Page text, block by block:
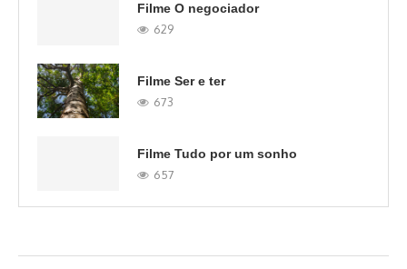
Filme O negociador
629
Filme Ser e ter
673
Filme Tudo por um sonho
657